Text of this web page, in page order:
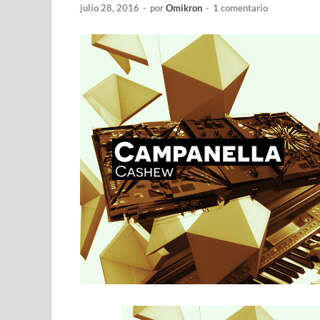
julio 28, 2016 - porOmikron - 1 comentario